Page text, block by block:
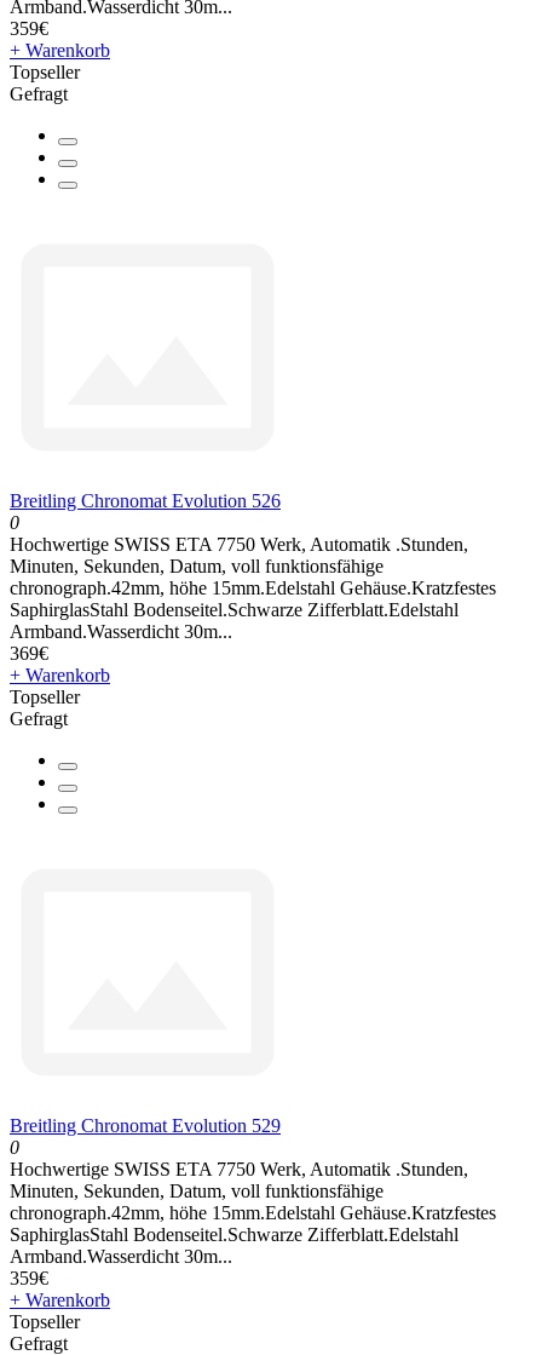
Armband.Wasserdicht 30m...
359€
+ Warenkorb
Topseller
Gefragt
Breitling Chronomat Evolution 526
0
Hochwertige SWISS ETA 7750 Werk, Automatik .Stunden,
Minuten, Sekunden, Datum, voll funktionsfähige
chronograph.42mm, höhe 15mm.Edelstahl Gehäuse.Kratzfestes
SaphirglasStahl Bodenseitel.Schwarze Zifferblatt.Edelstahl
Armband.Wasserdicht 30m...
369€
+ Warenkorb
Topseller
Gefragt
Breitling Chronomat Evolution 529
0
Hochwertige SWISS ETA 7750 Werk, Automatik .Stunden,
Minuten, Sekunden, Datum, voll funktionsfähige
chronograph.42mm, höhe 15mm.Edelstahl Gehäuse.Kratzfestes
SaphirglasStahl Bodenseitel.Schwarze Zifferblatt.Edelstahl
Armband.Wasserdicht 30m...
359€
+ Warenkorb
Topseller
Gefragt